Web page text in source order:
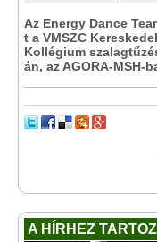
Az Energy Dance
t a VMSZC
Kollégium
án, az AGORA-MSH-
A HÍRHEZ